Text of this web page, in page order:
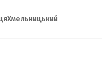
Хмельницький